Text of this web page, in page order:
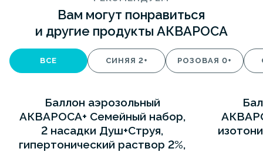
Вам могут понравиться
и другие продукты АКВАРОСА
ВСЕ СИНЯЯ 2+ РОЗОВАЯ 0+
СИНЯЯ 2+
Баллон аэрозольный
АКВАРОСА+ Семейный набор,
2 насадки Душ+Струя,
гипертонический раствор 2%,